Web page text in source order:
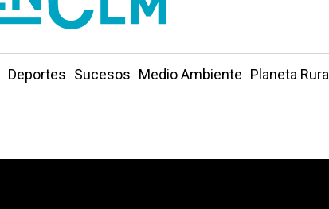
Deportes Sucesos Medio Ambiente Planeta Rural